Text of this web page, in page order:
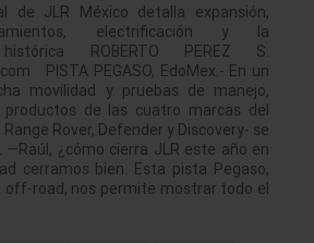
de JLR México detalla expansión,
electrificación y la
ROBERTO PEREZ S.
PISTA PEGASO, EdoMex.- En un
movilidad y pruebas de manejo,
de las cuatro marcas del
Rover, Defender y Discovery- se
—Raúl, ¿cómo cierra JLR este año en
cerramos bien. Esta pista Pegaso,
off-road, nos permite mostrar todo el